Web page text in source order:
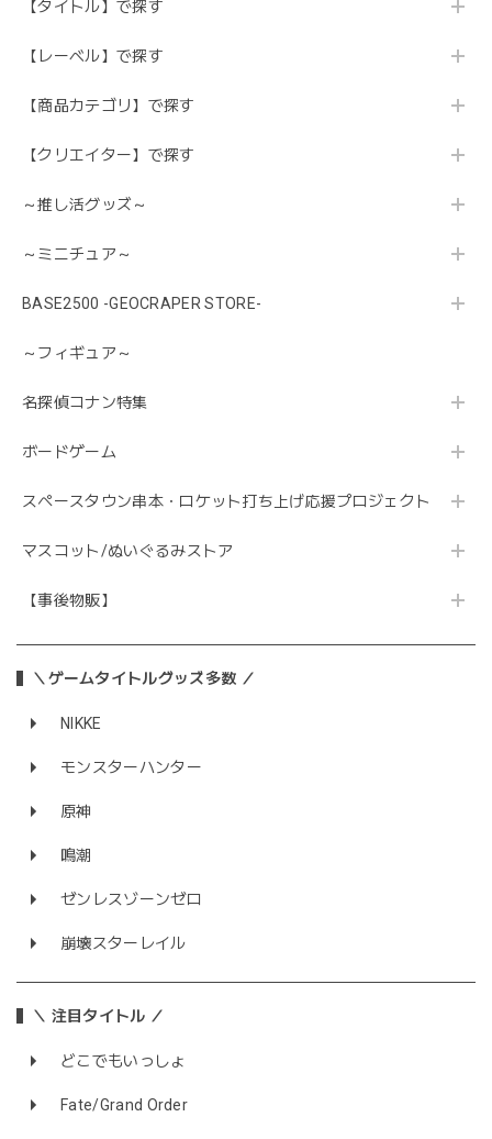
【タイトル】で探す
【レーベル】で探す
【商品カテゴリ】で探す
【クリエイター】で探す
～推し活グッズ～
～ミニチュア～
BASE2500 -GEOCRAPER STORE-
～フィギュア～
名探偵コナン特集
ボードゲーム
スペースタウン串本・ロケット打ち上げ応援プロジェクト
マスコット/ぬいぐるみストア
【事後物販】
＼ゲームタイトルグッズ多数 ／
NIKKE
モンスターハンター
原神
鳴潮
ゼンレスゾーンゼロ
崩壊スターレイル
＼ 注目タイトル ／
どこでもいっしょ
Fate/Grand Order